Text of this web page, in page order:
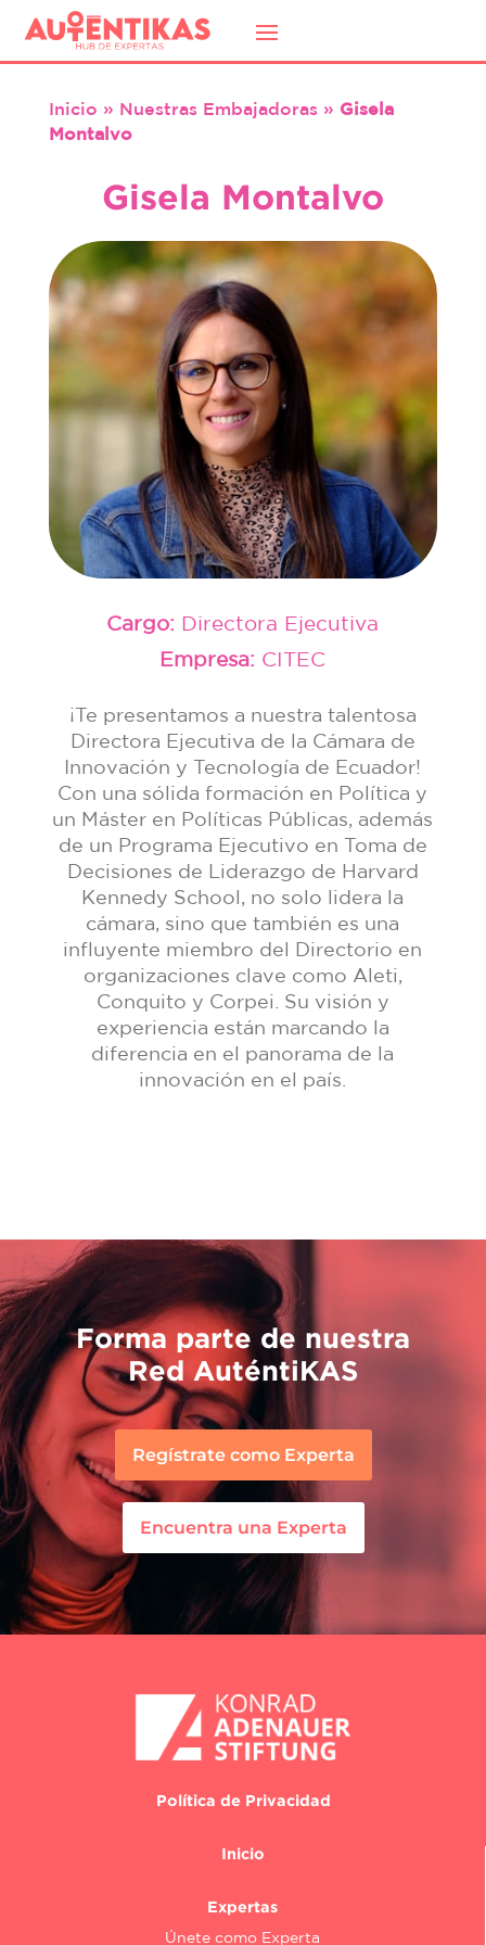
Inicio » Nuestras Embajadoras» Gisela
Montalvo
Gisela Montalvo
Cargo: Directora Ejecutiva
Empresa: CITEC
¡Te presentamos a nuestra talentosa
Directora Ejecutiva de la Cámara de
Innovación y Tecnología de Ecuador!
Con una sólida formación en Política y
un Máster en Políticas Públicas, además
de un Programa Ejecutivo en Toma de
Decisiones de Liderazgo de Harvard
Kennedy School, no solo lidera la
cámara, sino que también es una
influyente miembro del Directorio en
organizaciones clave como Aleti,
Conquito y Corpei. Su visión y
experiencia están marcando la
diferencia en el panorama de la
innovación en el país.
Forma parte de nuestra
Red AuténtiKAS
Regístrate como Experta
Encuentra una Experta
Política de Privacidad
Inicio
Expertas
Únete como Experta